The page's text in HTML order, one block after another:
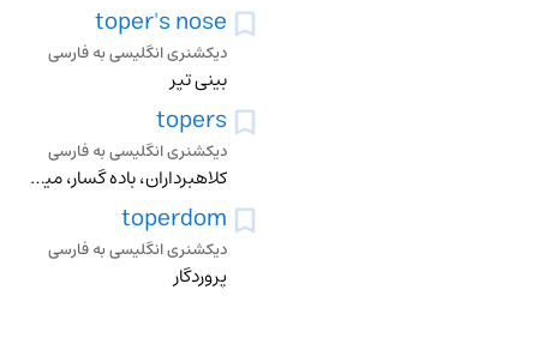
toper's nose
دیکشنری انگلیسی به فارسی
بینی تپر
topers
دیکشنری انگلیسی به فارسی
کلاهبرداران، باده گسار، میگسار، کوسه ماهی اروپایی
toperdom
دیکشنری انگلیسی به فارسی
پروردگار